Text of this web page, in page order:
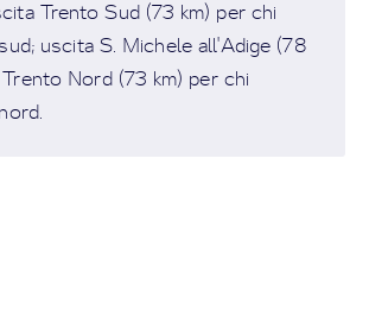
Trento Sud (73 km) per chi
uscita S. Michele all'Adige (78
Nord (73 km) per chi